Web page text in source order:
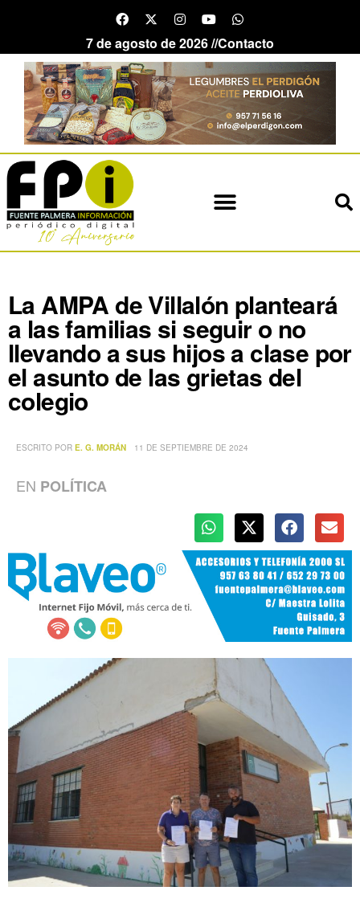
7 de agosto de 2026 //Contacto
La AMPA de Villalón planteará
a las familias si seguir o no
llevando a sus hijos a clase por
el asunto de las grietas del
colegio
ESCRITO POR E. G. MORÁN 11 DE SEPTIEMBRE DE 2024
EN POLÍTICA